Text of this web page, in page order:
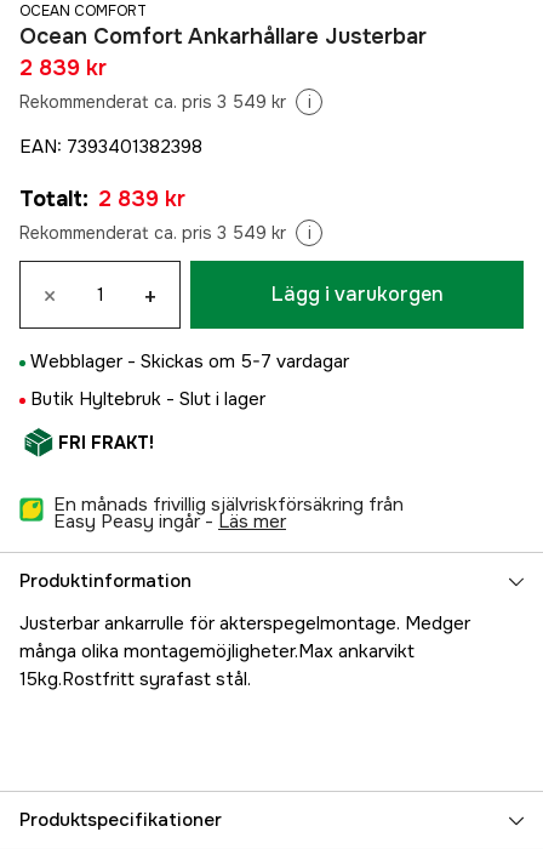
OCEAN COMFORT
Ocean Comfort Ankarhållare Justerbar
2 839 kr
Rekommenderat ca. pris 3 549 kr i
EAN: 7393401382398
Totalt: 2 839 kr
Rekommenderat ca. pris 3 549 kr i
× + Lägg i varukorgen
Webblager - Skickas om 5-7 vardagar
Butik Hyltebruk - Slut i lager
FRI FRAKT!
En månads frivillig självriskförsäkring från
Easy Peasy ingår - läs mer
Produktinformation
Justerbar ankarrulle för akterspegelmontage. Medger
många olika montagemöjligheter.Max ankarvikt
15kg.Rostfritt syrafast stål.
Produktspecifikationer